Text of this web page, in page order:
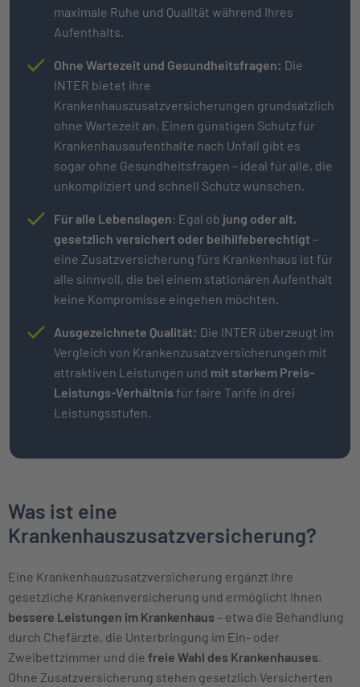
maximale Ruhe und Qualität während Ihres
Aufenthalts.
Ohne Wartezeit und Gesundheitsfragen: Die
INTER bietet ihre
Krankenhauszusatzversicherungen grundsätzlich
ohne Wartezeit an. Einen günstigen Schutz für
Krankenhausaufenthalte nach Unfall gibt es
sogar ohne Gesundheitsfragen – ideal für alle, die
unkompliziert und schnell Schutz wünschen.
Für alle Lebenslagen: Egal ob jung oder alt,
gesetzlich versichert oder beihilfeberechtigt–
eine Zusatzversicherung fürs Krankenhaus ist für
alle sinnvoll, die bei einem stationären Aufenthalt
keine Kompromisse eingehen möchten.
Ausgezeichnete Qualität: Die INTER überzeugt im
Vergleich von Krankenzusatzversicherungen mit
attraktiven Leistungen und mit starkem Preis-
Leistungs-Verhältnis für faire Tarife in drei
Leistungsstufen.
Was ist eine
Krankenhauszusatzversicherung?
Eine Krankenhauszusatzversicherung ergänzt Ihre
gesetzliche Krankenversicherung und ermöglicht Ihnen
bessere Leistungen im Krankenhaus – etwa die Behandlung
durch Chefärzte, die Unterbringung im Ein- oder
Zweibettzimmer und die freie Wahl des Krankenhauses
Ohne Zusatzversicherung stehen gesetzlich Versicherten